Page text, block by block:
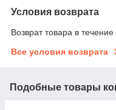
Условия возврата
Возврат товара в
Все условия возврата
Подобные товары